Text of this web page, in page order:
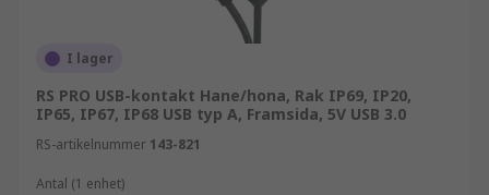
I lager
RS PRO USB-kontakt Hane/hona, Rak IP69, IP20,
IP65, IP67, IP68 USB typ A, Framsida, 5V USB 3.0
RS-artikelnummer 143-821
Antal (1 enhet)